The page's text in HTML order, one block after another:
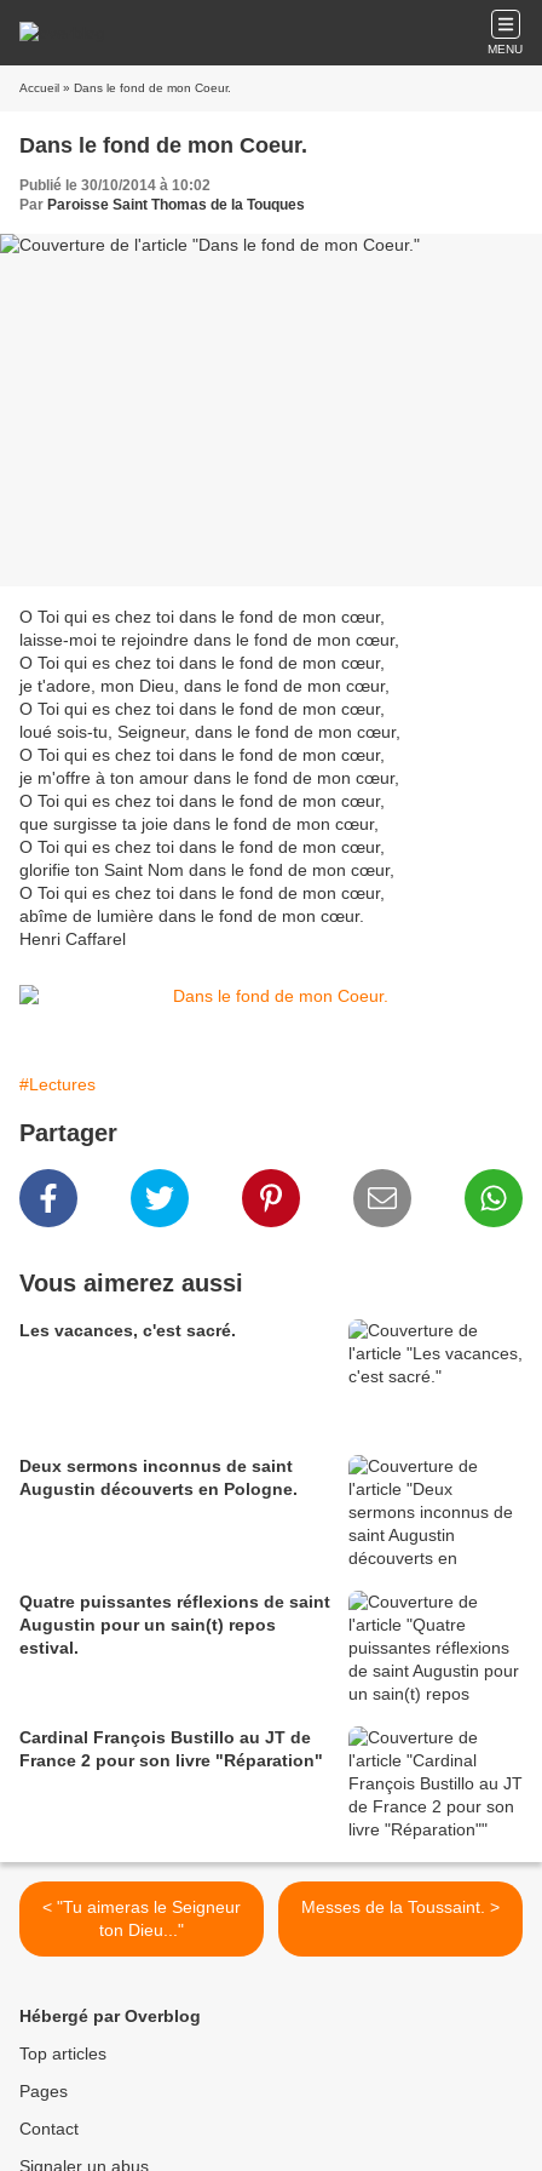
MENU
Accueil » Dans le fond de mon Coeur.
Dans le fond de mon Coeur.
Publié le 30/10/2014 à 10:02
Par Paroisse Saint Thomas de la Touques
O Toi qui es chez toi dans le fond de mon cœur,
laisse-moi te rejoindre dans le fond de mon cœur,
O Toi qui es chez toi dans le fond de mon cœur,
je t'adore, mon Dieu, dans le fond de mon cœur,
O Toi qui es chez toi dans le fond de mon cœur,
loué sois-tu, Seigneur, dans le fond de mon cœur,
O Toi qui es chez toi dans le fond de mon cœur,
je m'offre à ton amour dans le fond de mon cœur,
O Toi qui es chez toi dans le fond de mon cœur,
que surgisse ta joie dans le fond de mon cœur,
O Toi qui es chez toi dans le fond de mon cœur,
glorifie ton Saint Nom dans le fond de mon cœur,
O Toi qui es chez toi dans le fond de mon cœur,
abîme de lumière dans le fond de mon cœur.
Henri Caffarel
#Lectures
Partager
Vous aimerez aussi
Les vacances, c'est sacré.
Deux sermons inconnus de saint
Augustin découverts en Pologne.
Quatre puissantes réflexions de saint
Augustin pour un sain(t) repos
estival.
Cardinal François Bustillo au JT de
France 2 pour son livre "Réparation"
< "Tu aimeras le Seigneur
ton Dieu..."
Messes de la Toussaint. >
Hébergé par Overblog
Top articles
Pages
Contact
Signaler un abus